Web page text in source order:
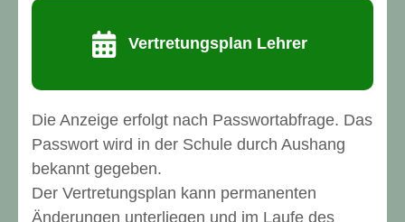
Vertretungsplan Lehrer
Die Anzeige erfolgt nach Passwortabfrage. Das
Passwort wird in der Schule durch Aushang
bekannt gegeben.
Der Vertretungsplan kann permanenten
Änderungen unterliegen und im Laufe des